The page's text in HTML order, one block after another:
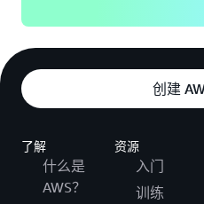
创建
了解
什么是
AWS？
资源
入门
训练